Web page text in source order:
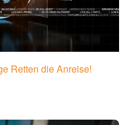
Retten die Anreise!